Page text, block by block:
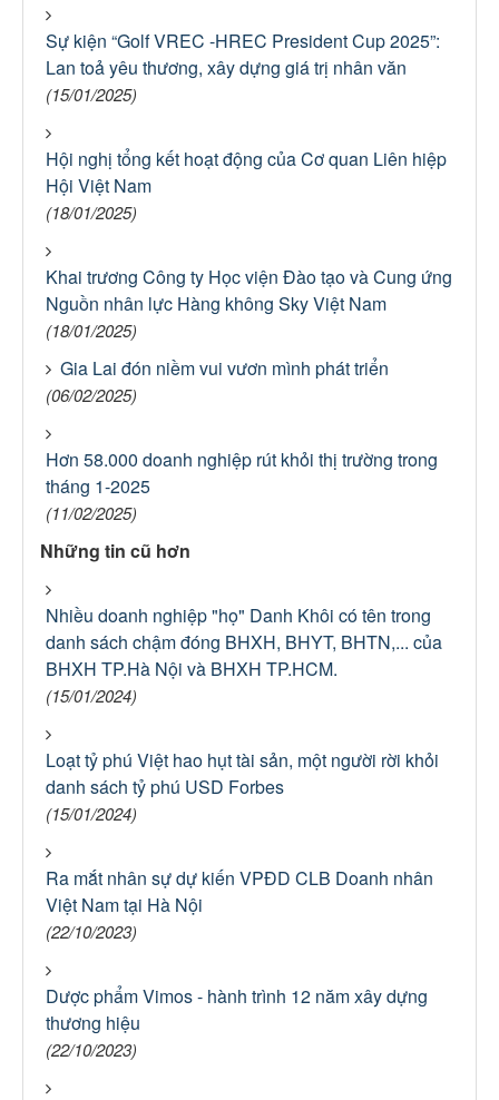
Sự kiện “Golf VREC -HREC President Cup 2025”:
Lan toả yêu thương, xây dựng giá trị nhân văn
(15/01/2025)
Hội nghị tổng kết hoạt động của Cơ quan Liên hiệp
Hội Việt Nam
(18/01/2025)
Khai trương Công ty Học viện Đào tạo và Cung ứng
Nguồn nhân lực Hàng không Sky Việt Nam
(18/01/2025)
Gia Lai đón niềm vui vươn mình phát triển
(06/02/2025)
Hơn 58.000 doanh nghiệp rút khỏi thị trường trong
tháng 1-2025
(11/02/2025)
Những tin cũ hơn
Nhiều doanh nghiệp "họ" Danh Khôi có tên trong
danh sách chậm đóng BHXH, BHYT, BHTN,... của
BHXH TP.Hà Nội và BHXH TP.HCM.
(15/01/2024)
Loạt tỷ phú Việt hao hụt tài sản, một người rời khỏi
danh sách tỷ phú USD Forbes
(15/01/2024)
Ra mắt nhân sự dự kiến VPĐD CLB Doanh nhân
Việt Nam tại Hà Nội
(22/10/2023)
Dược phẩm Vimos - hành trình 12 năm xây dựng
thương hiệu
(22/10/2023)